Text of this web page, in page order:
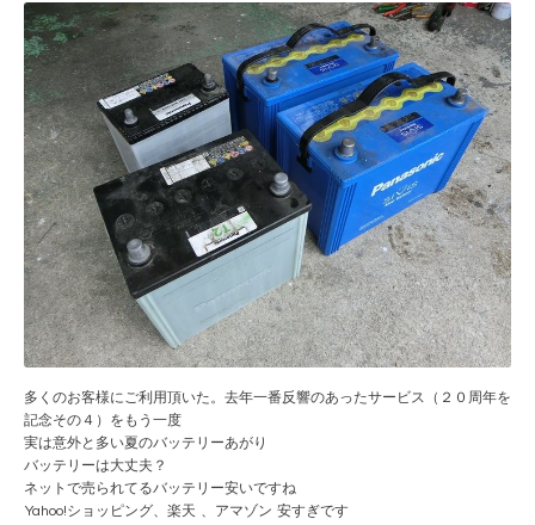
多くのお客様にご利用頂いた。去年一番反響のあったサービス（ ２０周年を
記念その４ ）をもう一度
実は意外と多い夏のバッテリーあがり
バッテリーは大丈夫？
ネットで売られてるバッテリー安いですね
Yahoo!ショッピング、 楽天 、 アマゾン 安すぎです